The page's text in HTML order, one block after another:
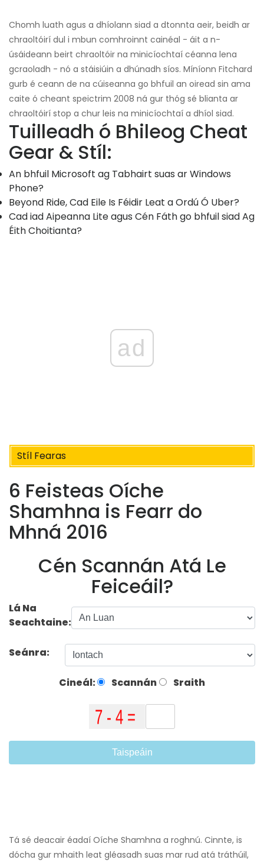
Chomh luath agus a dhíolann siad a dtonnta aeir, beidh ar
chraoltóirí dul i mbun comhroinnt cainéal - áit a n-
úsáideann beirt chraoltóir na minicíochtaí céanna lena
gcraoladh - nó a stáisiúin a dhúnadh síos. Míníonn Fitchard
gurb é ceann de na cúiseanna go bhfuil an oiread sin ama
caite ó cheant speictrim 2008 ná gur thóg sé blianta ar
chraoltóirí stop a chur leis na minicíochtaí a dhíol siad.
Tuilleadh ó Bhileog Cheat
Gear & Stíl:
An bhfuil Microsoft ag Tabhairt suas ar Windows
Phone?
Beyond Ride, Cad Eile Is Féidir Leat a Ordú Ó Uber?
Cad iad Aipeanna Lite agus Cén Fáth go bhfuil siad Ag
Éith Choitianta?
ad
Stíl Fearas
6 Feisteas Oíche
Shamhna is Fearr do
Mhná 2016
Cén Scannán Atá Le
Feiceáil?
Lá Na
Seachtaine:
Seánra:
Cineál: Scannán Sraith
Taispeáin
Tá sé deacair éadaí Oíche Shamhna a roghnú. Cinnte, is
dócha gur mhaith leat gléasadh suas mar rud atá tráthúil,